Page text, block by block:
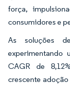
força,
consumidores e
As soluções
experimentando
CAGR de
crescente